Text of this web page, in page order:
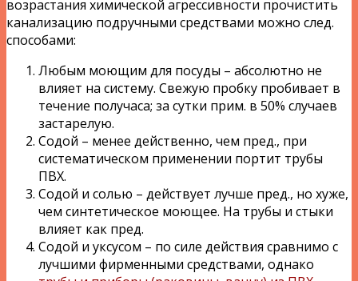
возрастания химической агрессивности прочистить
канализацию подручными средствами можно след.
способами:
Любым моющим для посуды – абсолютно не
влияет на систему. Свежую пробку пробивает в
течение получаса; за сутки прим. в 50% случаев
застарелую.
Содой – менее действенно, чем пред., при
систематическом применении портит трубы
ПВХ.
Содой и солью – действует лучше пред., но хуже,
чем синтетическое моющее. На трубы и стыки
влияет как пред.
Содой и уксусом – по силе действия сравнимо с
лучшими фирменными средствами, однако